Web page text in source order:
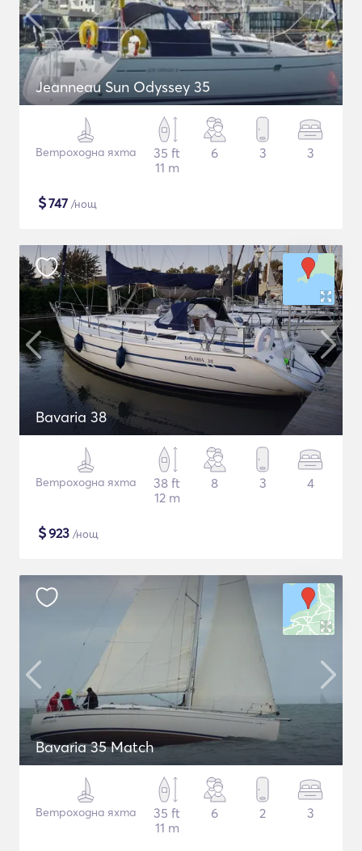
Jeanneau Sun Odyssey 35
Ветроходна яхта
35 ft
11 m
6 3 3
$747 /нощ
Bavaria 38
Ветроходна яхта
38 ft
12 m
8 3 4
$923 /нощ
Bavaria 35 Match
Ветроходна яхта
35 ft
11 m
6 2 3